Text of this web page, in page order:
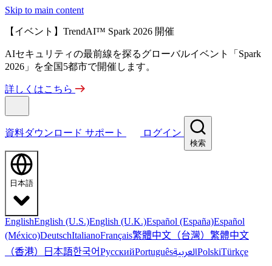
Skip to main content
【イベント】TrendAI™ Spark 2026 開催
AIセキュリティの最前線を探るグローバルイベント「Spark
2026」を全国5都市で開催します。
詳しくはこちら
資料ダウンロード サポート ログイン
検索
日本語
EnglishEnglish (U.S.)English (U.K.)Español (España)Español
(México)DeutschItalianoFrançais繁體中文（台灣） 繁體中文
（香港） 日本語한국어РусскийPortuguêsالعربيةPolskiTürkçe